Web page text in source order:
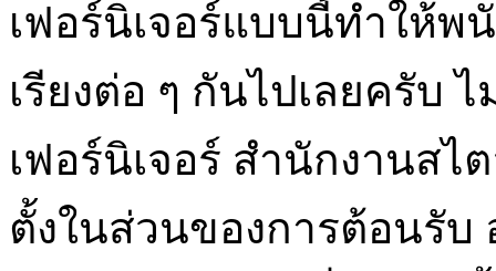
เฟอร์นิเจอร์แบบนี้ทำให้
เรียงต่อ ๆ กันไปเลยครับ
เฟอร์นิเจอร์ สำนักงานสไ
ตั้งในส่วนของการต้อนรับ